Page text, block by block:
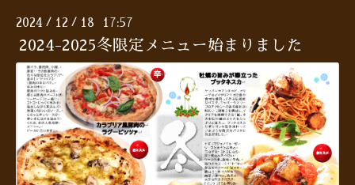
2024 / 12 / 18 17:57
2024-2025冬限定メニュー始まりました